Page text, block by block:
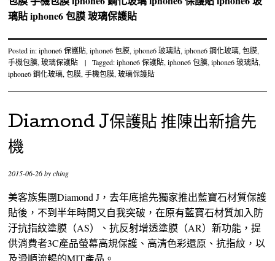
璃貼iphone6 包膜玻璃保護貼
Posted in:iphone6 保護貼,iphone6 包膜,iphone6 玻璃貼,iphone6 鋼化玻璃,包膜,
手機包膜,玻璃保護貼 | Tagged:iphone6 保護貼,iphone6 包膜,iphone6 玻璃貼,
iphone6 鋼化玻璃,包膜,手機包膜,玻璃保護貼
Diamond J保護貼 推陳出新搶先
機
2015-06-26byching
美客族集團Diamond J，去年底搶先獨家推出藍寶石材質保護
貼後，不到半年時間又自我突破，在原有藍寶石材質加入防
汙抗指紋塗膜（AS）、抗反射增透塗膜（AR）新功能，提
供消費者3C產品螢幕高規保護、高清色彩還原、抗指紋，以
及滑順流暢的MIT產品。